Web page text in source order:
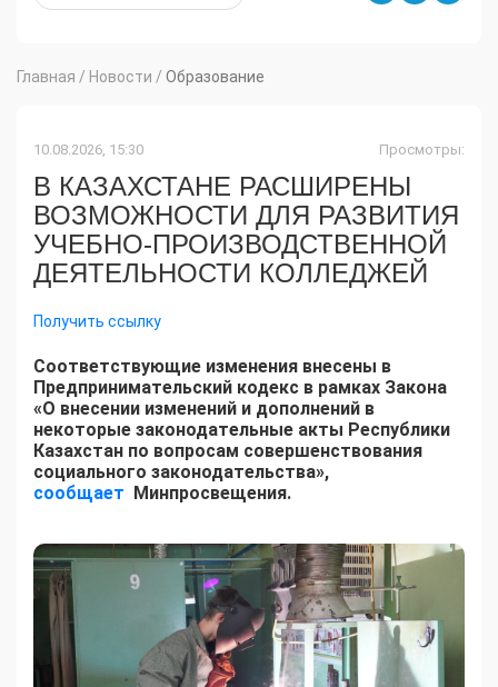
Главная / Новости / Образование
10.08.2026, 15:30 Просмотры:
В КАЗАХСТАНЕ РАСШИРЕНЫ
ВОЗМОЖНОСТИ ДЛЯ РАЗВИТИЯ
УЧЕБНО-ПРОИЗВОДСТВЕННОЙ
ДЕЯТЕЛЬНОСТИ КОЛЛЕДЖЕЙ
Получить ссылку
Соответствующие изменения внесены в
Предпринимательский кодекс в рамках Закона
«О внесении изменений и дополнений в
некоторые законодательные акты Республики
Казахстан по вопросам совершенствования
социального законодательства»,
сообщает Минпросвещения.